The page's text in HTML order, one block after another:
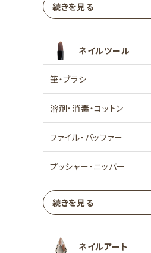
続きを見る
ネイルツール
筆・ブラシ
溶剤・消毒・コットン
ファイル・バッファー
プッシャー・ニッパー
続きを見る
ネイルアート